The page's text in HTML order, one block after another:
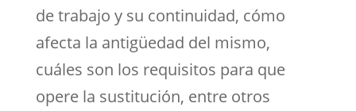
de trabajo y su continuidad, cómo
afecta la antigüedad del mismo,
cuáles son los requisitos para que
opere la sustitución, entre otros